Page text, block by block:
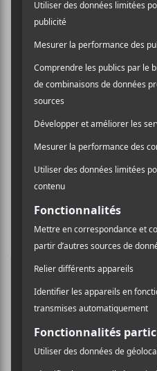
Ne manquez
nouvelles!
Abonnez-vous à
Auditif pour tout
musicale,
albums
concerts